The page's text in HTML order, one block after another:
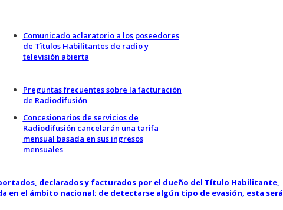
Comunicado aclaratorio a los poseedores
de Tïtulos Habilitantes de radio y
televisión abierta
Preguntas frecuentes sobre la facturación
de Radiodifusión
Concesionarios de servicios de
Radiodifusión cancelarán una tarifa
mensual basada en sus ingresos
mensuales
declarados y facturados por el dueño del Título Habilitante,
en el ámbito nacional; de detectarse algún tipo de evasión, esta será